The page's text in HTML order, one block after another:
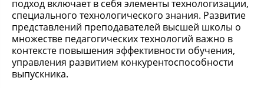
подход включает в себя элементы технологизации,
специального технологического знания. Развитие
представлений преподавателей высшей школы о
множестве педагогических технологий важно в
контексте повышения эффективности обучения,
управления развитием конкурентоспособности
выпускника.